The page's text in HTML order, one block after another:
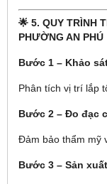
🌟 5. QUY TRÌNH
PHƯỜNG AN PHÚ
Bước 1 – Khảo
Phân tích vị trí lắp
Bước 2 – Đo đạc
Đảm bảo thẩm mỹ
Bước 3 – Sản